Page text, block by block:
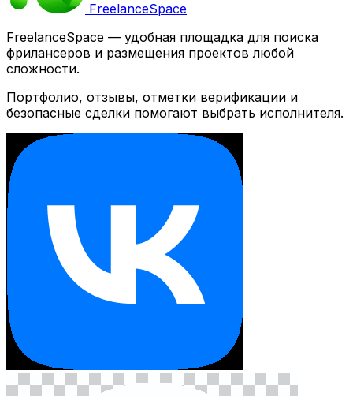
FreelanceSpace
FreelanceSpace — удобная площадка для поиска
фрилансеров и размещения проектов любой
сложности.
Портфолио, отзывы, отметки верификации и
безопасные сделки помогают выбрать исполнителя.